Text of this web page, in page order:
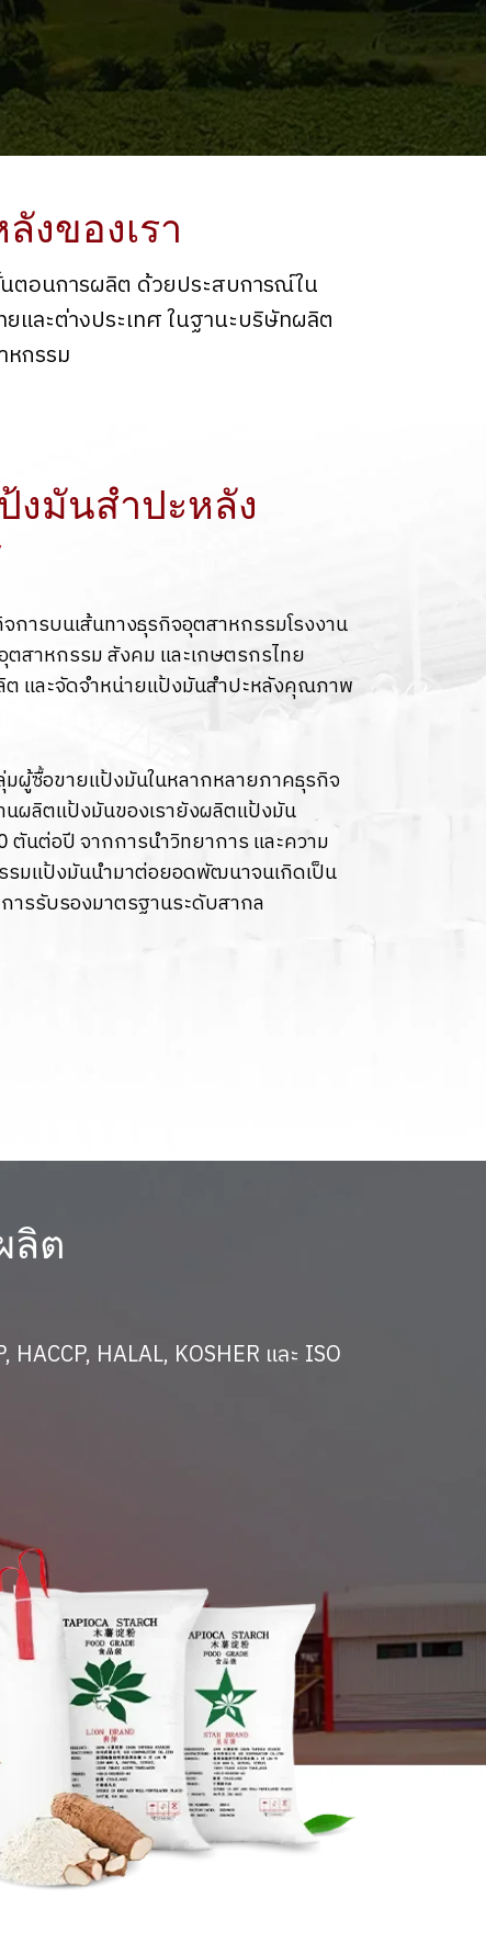
งของเรา
ตอนการผลิต ด้วยประสบการณ์ใน
ยและต่างประเทศ ในฐานะบริษัทผลิต
กรรม
งมันสำปะหลัง
ารบนเส้นทางธุรกิจอุตสาหกรรมโรงงาน
สาหกรรม สังคม และเกษตรกรไทย
ต และจัดจำหน่ายแป้งมันสำปะหลังคุณภาพ
ผู้ซื้อขายแป้งมันในหลากหลายภาคธุรกิจ
นผลิตแป้งมันของเรายังผลิตแป้งมัน
นต่อปี จากการนำวิทยาการ และความ
รมแป้งมันนำมาต่อยอดพัฒนาจนเกิดเป็น
รับรองมาตรฐานระดับสากล
ลิต
HALAL, KOSHER และ ISO